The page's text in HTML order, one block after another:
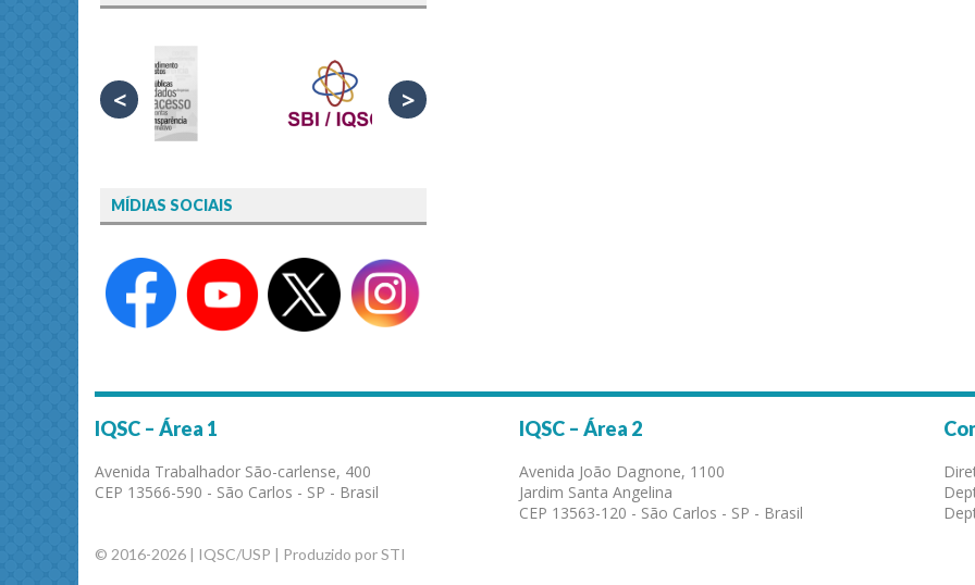
< >
MÍDIAS SOCIAIS
IQSC – Área 1
Avenida Trabalhador São-carlense, 400
CEP 13566-590 - São Carlos - SP - Brasil
IQSC – Área 2
Avenida João Dagnone, 1100
Jardim Santa Angelina
CEP 13563-120 - São Carlos - SP - Brasil
© 2016-2026 | IQSC/USP | Produzido por STI